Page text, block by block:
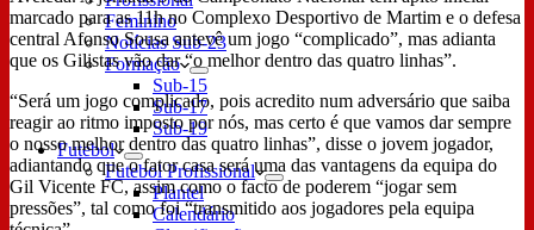
Feminino
Notícias Sub-23
Formação
Sub-15
Sub-17
Sub-19
Futebol
Futebol Profissional
Plantel
Calendário
marcado para as 11h no Complexo Desportivo de Martim e o defesa
central Afonso Sousa antevê um jogo “complicado”, mas adianta
que os Gilistas vão dar “o melhor dentro das quatro linhas”.
“Será um jogo complicado, pois acredito num adversário que saiba
reagir ao ritmo imposto por nós, mas certo é que vamos dar sempre
o nosso melhor dentro das quatro linhas”, disse o jovem jogador,
adiantando que o fator casa será uma das vantagens da equipa do
Gil Vicente FC, assim como o facto de poderem “jogar sem
pressões”, tal como foi “transmitido aos jogadores pela equipa